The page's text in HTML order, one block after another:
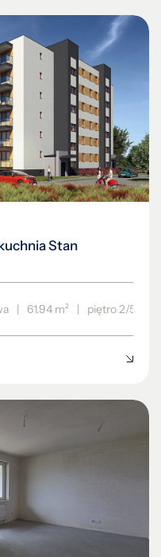
Stan
| 61.94 m² | piętro 2/5